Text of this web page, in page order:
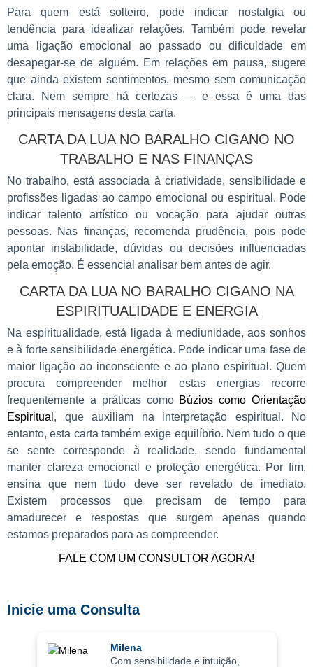
Para quem está solteiro, pode indicar nostalgia ou
tendência para idealizar relações. Também pode revelar
uma ligação emocional ao passado ou dificuldade em
desapegar-se de alguém. Em relações em pausa, sugere
que ainda existem sentimentos, mesmo sem comunicação
clara. Nem sempre há certezas — e essa é uma das
principais mensagens desta carta.
CARTA DA LUA NO BARALHO CIGANO NO
TRABALHO E NAS FINANÇAS
No trabalho, está associada à criatividade, sensibilidade e
profissões ligadas ao campo emocional ou espiritual. Pode
indicar talento artístico ou vocação para ajudar outras
pessoas. Nas finanças, recomenda prudência, pois pode
apontar instabilidade, dúvidas ou decisões influenciadas
pela emoção. É essencial analisar bem antes de agir.
CARTA DA LUA NO BARALHO CIGANO NA
ESPIRITUALIDADE E ENERGIA
Na espiritualidade, está ligada à mediunidade, aos sonhos
e à forte sensibilidade energética. Pode indicar uma fase de
maior ligação ao inconsciente e ao plano espiritual. Quem
procura compreender melhor estas energias recorre
frequentemente a práticas como Búzios como Orientação
Espiritual , que auxiliam na interpretação espiritual. No
entanto, esta carta também exige equilíbrio. Nem tudo o que
se sente corresponde à realidade, sendo fundamental
manter clareza emocional e proteção energética. Por fim,
ensina que nem tudo deve ser revelado de imediato.
Existem processos que precisam de tempo para
amadurecer e respostas que surgem apenas quando
estamos preparados para as compreender.
FALE COM UM CONSULTOR AGORA!
Inicie uma Consulta
Milena
Com sensibilidade e intuição,